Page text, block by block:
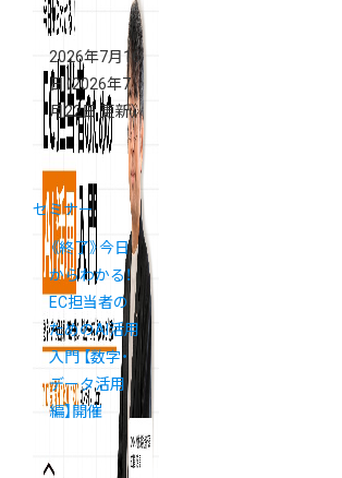
セミナー
2026年7月16
日 （2026年7
月22日 更新）
セミナー
《終了》今日
からわかる！
EC担当者の
ためのAI活用
入門 【数字・
データ活用
編】開催